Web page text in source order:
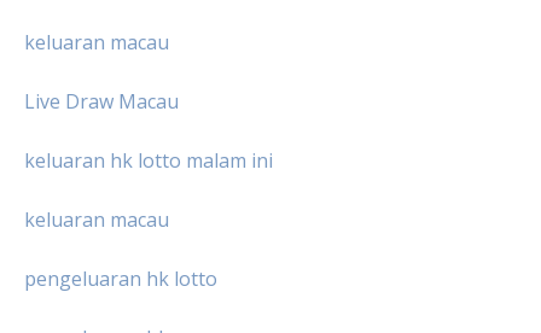
keluaran macau
Live Draw Macau
keluaran hk lotto malam ini
keluaran macau
pengeluaran hk lotto